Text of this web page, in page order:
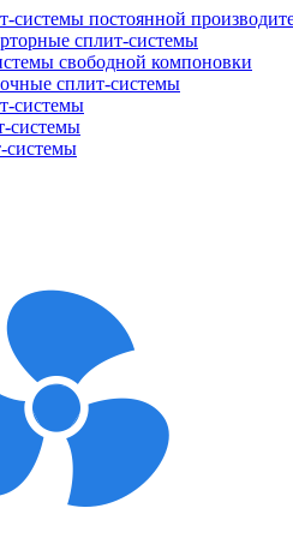
системы постоянной
сплит-системы
свободной компоновки
сплит-системы
системы
системы
системы